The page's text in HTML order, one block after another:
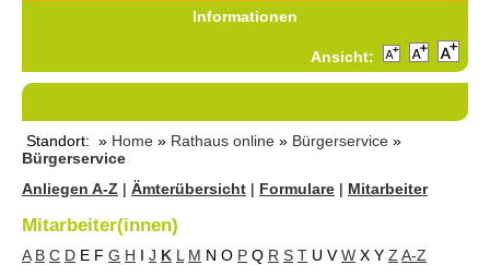
Informationen
Ansicht:
Standort: » Home » Rathaus online » Bürgerservice »
Bürgerservice
Anliegen A-Z | Ämterübersicht | Formulare | Mitarbeiter
Mitarbeiter(innen)
A B C D E F G H I J K L M N O P Q R S T U V W X Y Z A-Z